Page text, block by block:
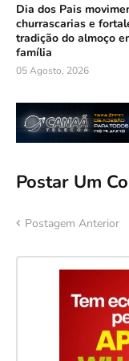
Dia dos Pais
churrascarias e
tradição do almoço
família
05 Agosto, 2026
Postar Um
Postagem Anterior